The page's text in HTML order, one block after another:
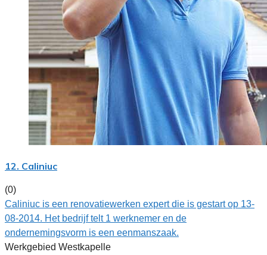
12. Caliniuc
(0)
Caliniuc is een renovatiewerken expert die is gestart op 13-
08-2014. Het bedrijf telt 1 werknemer en de
ondernemingsvorm is een eenmanszaak.
Werkgebied Westkapelle